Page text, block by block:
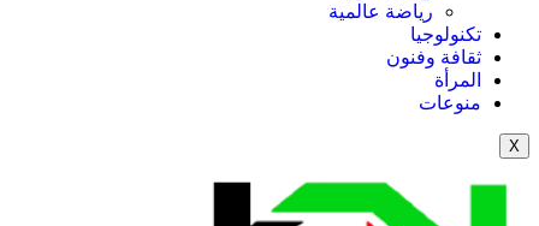
رياضة عالمية
تكنولوجيا
ثقافة وفنون
المرأة
منوعات
X